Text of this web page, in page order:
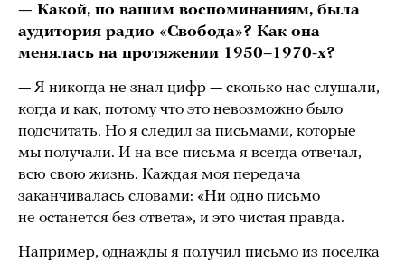
— Какой, по вашим воспоминаниям, была
аудитория радио «Свобода»? Как она
менялась на протяжении 1950–1970-х?
— Я никогда не знал цифр — сколько нас слушали,
когда и как, потому что это невозможно было
подсчитать. Но я следил за письмами, которые
мы получали. И на все письма я всегда отвечал,
всю свою жизнь. Каждая моя передача
заканчивалась словами: «Ни одно письмо
не останется без ответа», и это чистая правда.
Например, однажды я получил письмо из поселка